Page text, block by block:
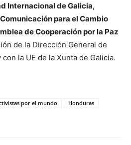
Internacional de Galicia,
para el Cambio
de Cooperación por la Paz
de la Dirección General de
la UE de la Xunta de Galicia.
por el mundo
Honduras